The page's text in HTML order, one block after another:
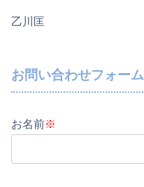
乙川匡
お問い合わせフォーム
お名前※